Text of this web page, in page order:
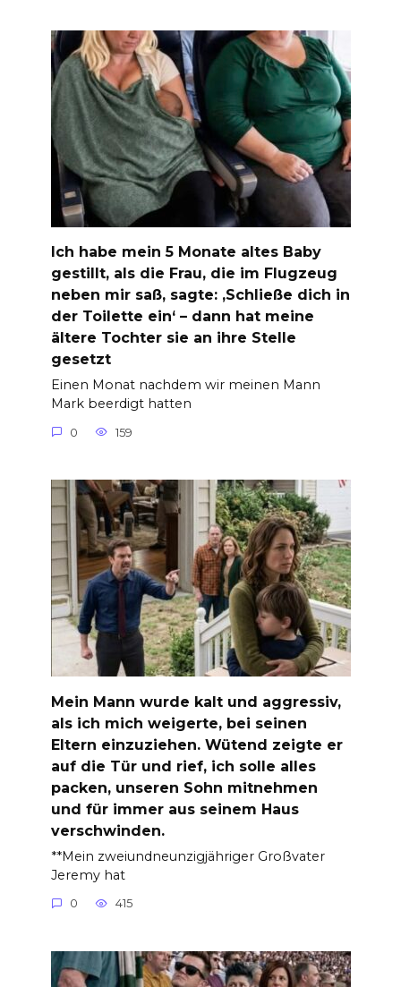
Ich habe mein 5 Monate altes Baby
gestillt, als die Frau, die im Flugzeug
neben mir saß, sagte: ‚Schließe dich in
der Toilette ein‘ – dann hat meine
ältere Tochter sie an ihre Stelle
gesetzt
Einen Monat nachdem wir meinen Mann
Mark beerdigt hatten
0 159
Mein Mann wurde kalt und aggressiv,
als ich mich weigerte, bei seinen
Eltern einzuziehen. Wütend zeigte er
auf die Tür und rief, ich solle alles
packen, unseren Sohn mitnehmen
und für immer aus seinem Haus
verschwinden.
**Mein zweiundneunzigjähriger Großvater
Jeremy hat
0 415